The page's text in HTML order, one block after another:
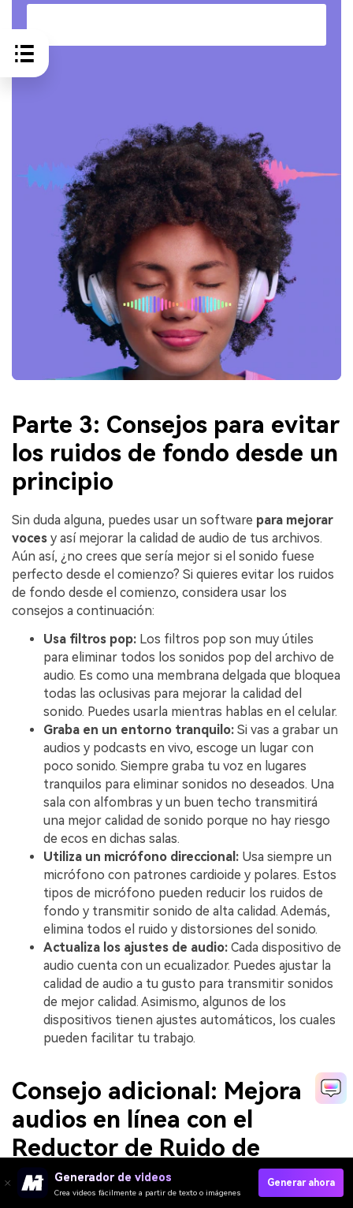
Parte 3: Consejos para evitar
los ruidos de fondo desde un
principio
Sin duda alguna, puedes usar un software para mejorar
voces y así mejorar la calidad de audio de tus archivos.
Aún así, ¿no crees que sería mejor si el sonido fuese
perfecto desde el comienzo? Si quieres evitar los ruidos
de fondo desde el comienzo, considera usar los
consejos a continuación:
Usa filtros pop: Los filtros pop son muy útiles
para eliminar todos los sonidos pop del archivo de
audio. Es como una membrana delgada que bloquea
todas las oclusivas para mejorar la calidad del
sonido. Puedes usarla mientras hablas en el celular.
Graba en un entorno tranquilo: Si vas a grabar un
audios y podcasts en vivo, escoge un lugar con
poco sonido. Siempre graba tu voz en lugares
tranquilos para eliminar sonidos no deseados. Una
sala con alfombras y un buen techo transmitirá
una mejor calidad de sonido porque no hay riesgo
de ecos en dichas salas.
Utiliza un micrófono direccional: Usa siempre un
micrófono con patrones cardioide y polares. Estos
tipos de micrófono pueden reducir los ruidos de
fondo y transmitir sonido de alta calidad. Además,
elimina todos el ruido y distorsiones del sonido.
Actualiza los ajustes de audio: Cada dispositivo de
audio cuenta con un ecualizador. Puedes ajustar la
calidad de audio a tu gusto para transmitir sonidos
de mejor calidad. Asimismo, algunos de los
dispositivos tienen ajustes automáticos, los cuales
pueden facilitar tu trabajo.
Consejo adicional: Mejora
audios en línea con el
Reductor de Ruido de
Media.io
Generador de videos
Crea videos fácilmente a partir de texto o imágenes
Generar ahora